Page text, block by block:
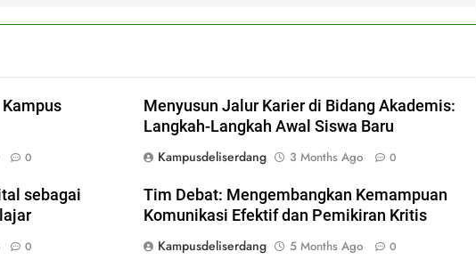
0
Menyusun Jalur Karier di Bidang Akademis:
Langkah-Langkah Awal Siswa Baru
Kampusdeliserdang
3 Months Ago 0
sebagai
0
Tim Debat: Mengembangkan Kemampuan
Komunikasi Efektif dan Pemikiran Kritis
Kampusdeliserdang
5 Months Ago 0